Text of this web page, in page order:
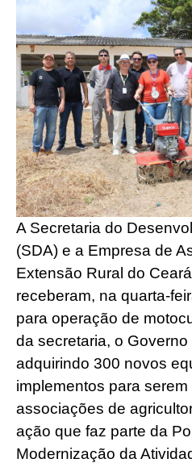
A Secretaria do
(SDA) e a Empresa de
Extensão Rural do
receberam, na quarta-
para operação de
da secretaria, o
adquirindo 300 novos
implementos para
associações de
ação que faz parte da
Modernização da